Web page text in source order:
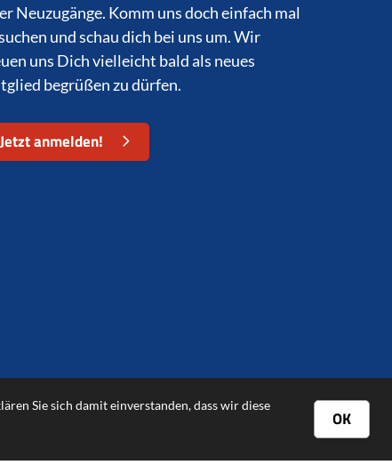
Neuzugänge. Komm uns doch einfach mal
und schau dich bei uns um. Wir
uns Dich vielleicht bald als neues
begrüßen zu dürfen.
Jetzt anmelden!
OK
Sie sich damit einverstanden, dass wir diese